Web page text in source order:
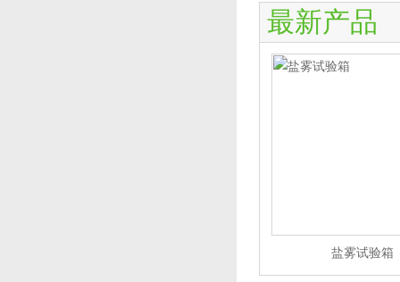
最新产品
盐雾试验箱